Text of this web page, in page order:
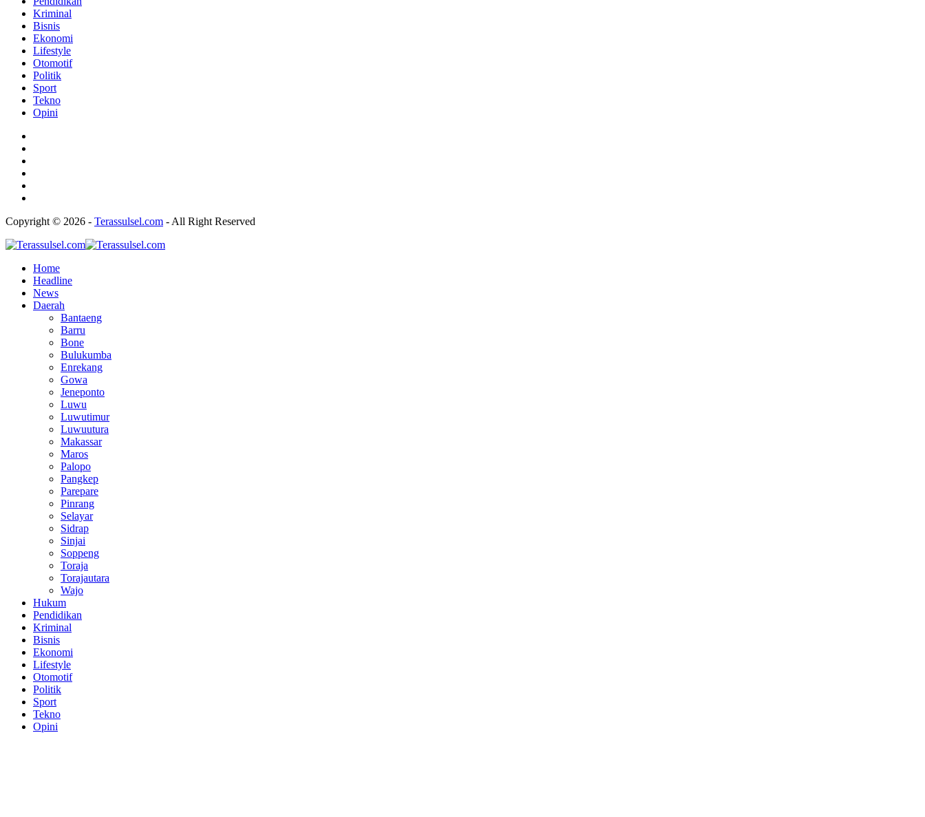
Kriminal
Bisnis
Ekonomi
Lifestyle
Otomotif
Politik
Sport
Tekno
Opini
Copyright © 2026 - Terassulsel.com - All Right Reserved
Home
Headline
News
Daerah
Bantaeng
Barru
Bone
Bulukumba
Enrekang
Gowa
Jeneponto
Luwu
Luwutimur
Luwuutura
Makassar
Maros
Palopo
Pangkep
Parepare
Pinrang
Selayar
Sidrap
Sinjai
Soppeng
Toraja
Torajautara
Wajo
Hukum
Pendidikan
Kriminal
Bisnis
Ekonomi
Lifestyle
Otomotif
Politik
Sport
Tekno
Opini